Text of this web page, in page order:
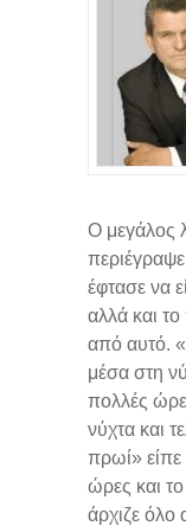
Ο μεγάλος
έφτασε να
αλλά και
από αυτό.
μέσα στη
πολλές
νύχτα και
πρωί» είπε
ώρες και
άρχιζε όλο